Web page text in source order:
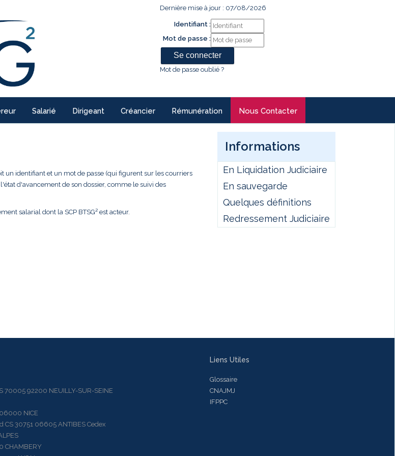
Dernière mise à jour : 07/08/2026
Identifiant :
Mot de passe :
Mot de passe oublié ?
Salarié Dirigeant Créancier Rémunération Nous Contacter
un identifiant et un mot de passe (qui figurent sur les courriers
d'avancement de son dossier, comme le suivi des
salarial dont la SCP BTSG² est acteur.
Informations
En Liquidation Judiciaire
En sauvegarde
Quelques définitions
Redressement Judiciaire
92200 NEUILLY-SUR-SEINE
NICE
30751 06605 ANTIBES Cedex
Liens Utiles
Glossaire
CNAJMJ
IFPPC